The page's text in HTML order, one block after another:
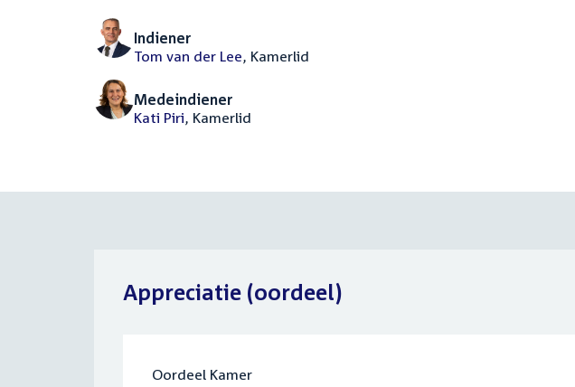
Indiener
Tom van der Lee, Kamerlid
Medeindiener
Kati Piri, Kamerlid
Appreciatie (oordeel)
Oordeel Kamer